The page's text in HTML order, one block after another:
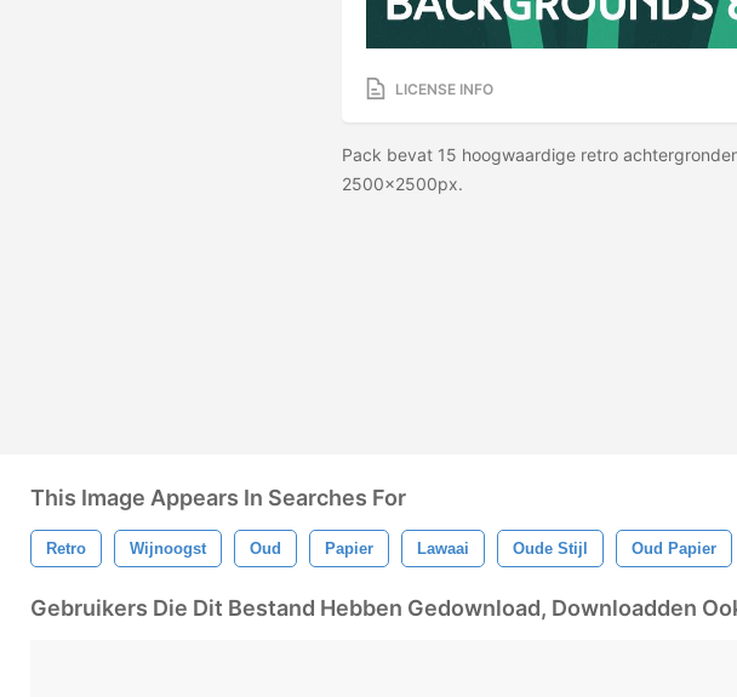
LICENSE INFO
Pack bevat 15 hoogwaardige retro
2500x2500px.
This Image Appears In Searches For
Retro Wijnoogst Oud Papier Lawaai Oude Stijl Oud Papier
Gebruikers Die Dit Bestand Hebben Gedownload, Downloadden